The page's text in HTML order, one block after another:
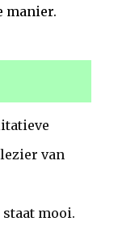
manier.
van
mooi.